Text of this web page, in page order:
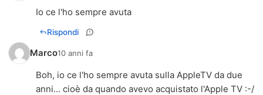
Io ce l'ho sempre avuta
Rispondi
Marco10 anni fa
Boh, io ce l'ho sempre avuta sulla AppleTV da due
anni... cioè da quando avevo acquistato l'Apple TV :-/